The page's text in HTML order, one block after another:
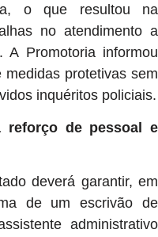
o que resultou na
no atendimento a
A Promotoria informou
protetivas sem
inquéritos policiais.
reforço de pessoal e
deverá garantir, em
de um escrivão de
administrativo